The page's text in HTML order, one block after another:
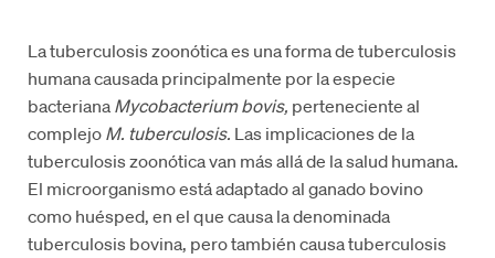
La tuberculosis zoonótica es una forma de tuberculosis
humana causada principalmente por la especie
bacterianaMycobacterium bovis, perteneciente al
complejoM. tuberculosis. Las implicaciones de la
tuberculosis zoonótica van más allá de la salud humana.
El microorganismo está adaptado al ganado bovino
como huésped, en el que causa la denominada
tuberculosis bovina, pero también causa tuberculosis